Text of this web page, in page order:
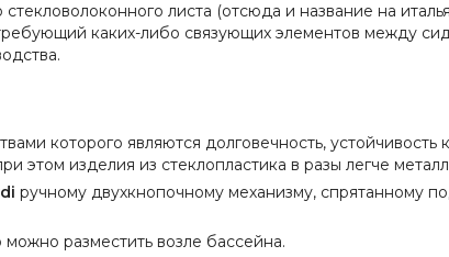
листа (отсюда и название на
каких-либо связующих элементов между
которого являются долговечность,
этом изделия из стеклопластика в разы легче
ручному двухкнопочному механизму, спрятанному
разместить возле бассейна.